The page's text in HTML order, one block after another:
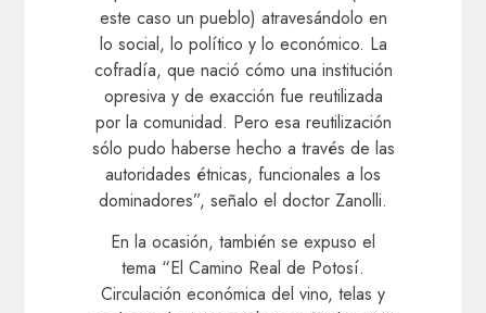
este caso un pueblo) atravesándolo en
lo social, lo político y lo económico. La
cofradía, que nació cómo una institución
opresiva y de exacción fue reutilizada
por la comunidad. Pero esa reutilización
sólo pudo haberse hecho a través de las
autoridades étnicas, funcionales a los
dominadores”, señalo el doctor Zanolli.
En la ocasión, también se expuso el
tema “El Camino Real de Potosí.
Circulación económica del vino, telas y